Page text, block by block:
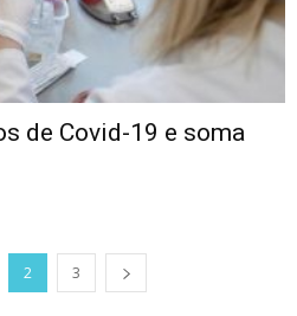
de Covid-19 e soma
2 3